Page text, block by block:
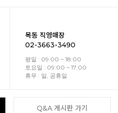
목동 직영매장
02-3663-3490
평일 : 09:00 ~ 18:00
토요일 : 09:00 ~ 17:00
휴무 : 일, 공휴일
Q&A 게시판 가기